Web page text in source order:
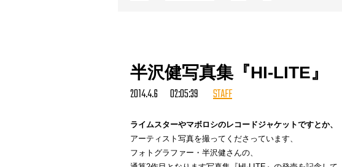
半沢健写真集『HI-LITE』
2014.4.6 02:05:39 STAFF
ライムスターやマボロシのレコードジャケットですとか、
アーティスト写真を撮ってくださっています、
フォトグラファー・半沢健さんの、